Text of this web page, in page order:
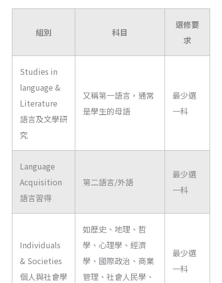
組別 科目
選修要
求
Studies in
language &
Literature
語言及文學研
究
又稱第一語言，通常
是學生的母語
最少選
一科
Language
Acquisition
語言習得
第二語言/外語
最少選
一科
Individuals
& Societies
個人與社會學
如歷史、地理、哲
學、心理學、經濟
學、國際政治、商業
管理、社會人民學、
最少選
一科